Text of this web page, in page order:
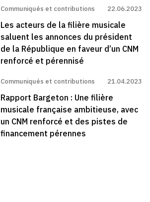
Communiqués et contributions 22.06.2023
Les acteurs de la filière musicale
saluent les annonces du président
de la République en faveur d’un CNM
renforcé et pérennisé
Communiqués et contributions 21.04.2023
Rapport Bargeton : Une filière
musicale française ambitieuse, avec
un CNM renforcé et des pistes de
financement pérennes